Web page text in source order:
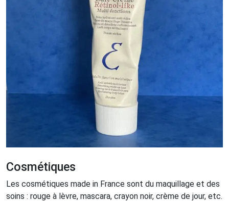
Cosmétiques
Les cosmétiques made in France sont du maquillage et des
soins : rouge à lèvre, mascara, crayon noir, crème de jour, etc.